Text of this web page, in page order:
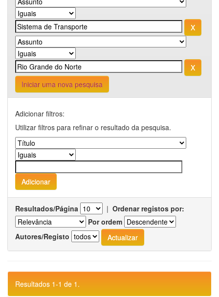
Iniciar uma nova pesquisa
Adicionar filtros:
Utilizar filtros para refinar o resultado da pesquisa.
Resultados/Página | Ordenar registos por:
Por ordem
Autores/Registo
Resultados 1-1 de 1.